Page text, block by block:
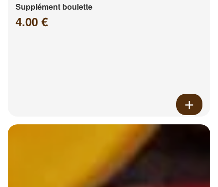
Supplément boulette
4.00 €